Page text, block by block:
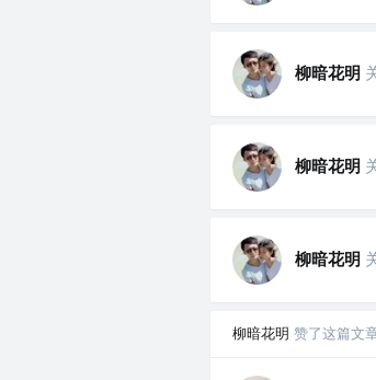
柳暗花明
柳暗花明
柳暗花明
柳暗花明 赞了这篇文